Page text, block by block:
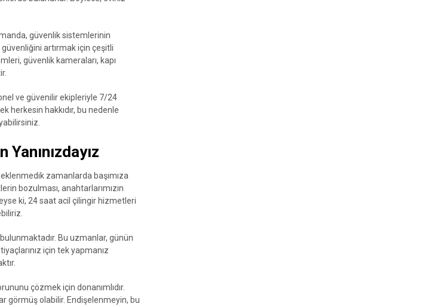
güvenlik sistemlerinin
artırmak için çeşitli
güvenlik kameraları, kapı
ve güvenilir ekipleriyle 7/24
herkesin hakkıdır, bu nedenle
zamanlarda başımıza
bozulması, anahtarlarımızın
ki, 24 saat acil çilingir hizmetleri
Bu uzmanlar, günün
için tek yapmanız
çözmek için donanımlıdır.
görmüş olabilir. Endişelenmeyin, bu